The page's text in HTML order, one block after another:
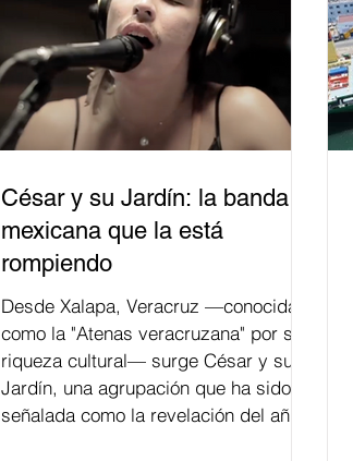
César y su Jardín: la banda
mexicana que la está
rompiendo
Desde Xalapa, Veracruz —conocida
como la "Atenas veracruzana" por su
riqueza cultural— surge César y su
Jardín, una agrupación que ha sido
señalada como la revelación del año